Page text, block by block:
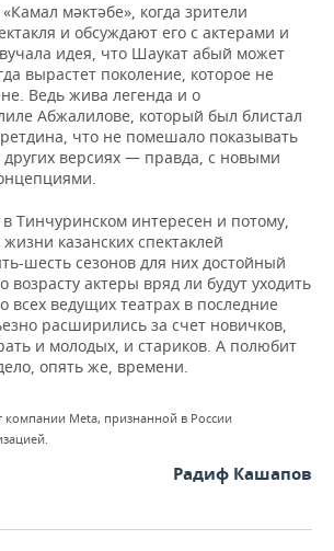
мәктәбе», когда зрители
и обсуждают его с актерами и
идея, что Шаукат абый может
вырастет поколение, которое не
Ведь жива легенда и о
Абжалилове, который был блистал
что не помешало показывать
версиях — правда, с новыми
Тинчуринском интересен и потому,
казанских спектаклей
шесть сезонов для них достойный
возрасту актеры вряд ли будут уходить
всех ведущих театрах в последние
расширились за счет новичков,
и молодых, и стариков. А полюбит
опять же, времени.
компании Meta, признанной в России
Радиф Кашапов